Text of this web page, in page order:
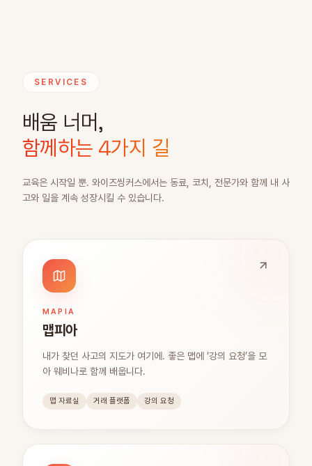
SERVICES
배움 너머,
함께하는 4가지 길
교육은 시작일 뿐. 와이즈씽커스에서는 동료, 코치, 전문가와 함께 내 사
고와 일을 계속 성장시킬 수 있습니다.
MAPIA
맵피아
내가 찾던 사고의 지도가 여기에. 좋은 맵에 ‘강의 요청’을 모
아 웨비나로 함께 배웁니다.
맵 자료실 거래 플랫폼 강의 요청